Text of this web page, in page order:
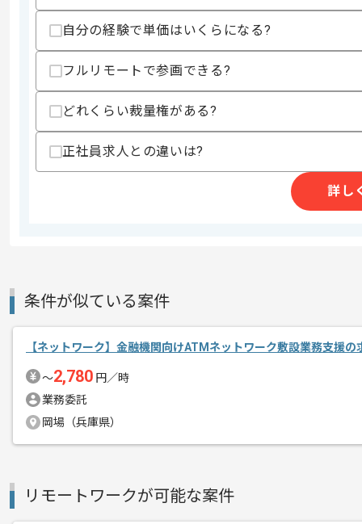
精算・お支払い
精算基準時間
支払いサイト
15日
商談回数
2026/05/07
エージェントからのコ
メント
※リモート頻度は習熟度や状況に応じて
自分の経験で単価はいくらになる?
フルリモートで参画できる?
どれくらい裁量権がある?
正社員求人との違いは?
詳し
条件が似ている案件
【ネットワーク】金融機関向けATMネットワーク敷設業務支援の
〜2,780 円／時
業務委託
岡場（兵庫県）
リモートワークが可能な案件